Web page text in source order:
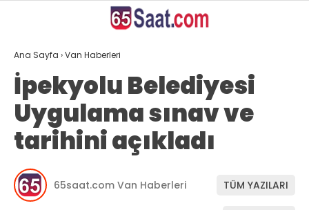
24.4
ANASAYFA
VAN
BÖLGE
GÜNDEM
Ana Sayfa ›Van Haberleri
İpekyolu Belediyesi
Uygulama sınav ve
tarihini açıkladı
65saat.com Van Haberleri TÜM YAZILARI